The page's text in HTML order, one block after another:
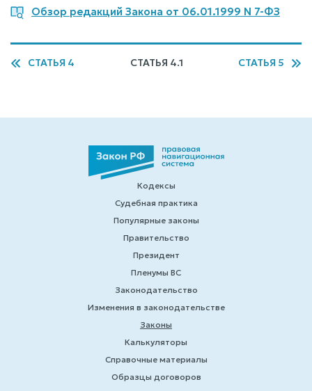
Обзор редакций Закона от 06.01.1999 N 7-ФЗ
СТАТЬЯ 4 СТАТЬЯ 4.1 СТАТЬЯ 5
Кодексы
Судебная практика
Популярные законы
Правительство
Президент
Пленумы ВС
Законодательство
Изменения в законодательстве
Законы
Калькуляторы
Справочные материалы
Образцы договоров